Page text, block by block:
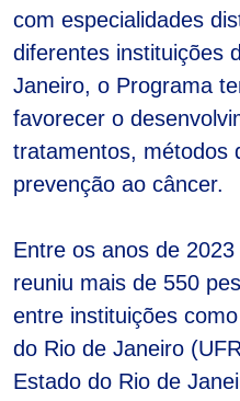
com especialidades
diferentes instituições
Janeiro, o Programa
favorecer o
tratamentos, métodos
prevenção ao câncer.
Entre os anos de
reuniu mais de 550
entre instituições
do Rio de Janeiro
Estado do Rio de